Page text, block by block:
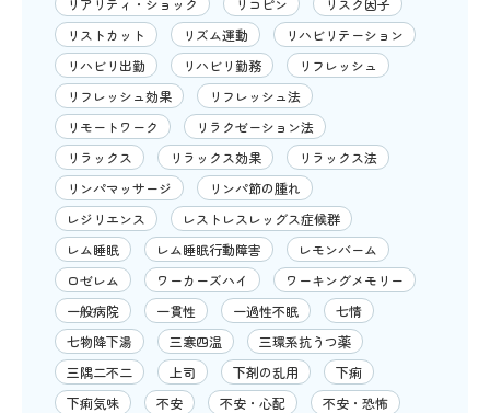
リアリティ・ショック
リコピン
リスク因子
リストカット
リズム運動
リハビリテーション
リハビリ出勤
リハビリ勤務
リフレッシュ
リフレッシュ効果
リフレッシュ法
リモートワーク
リラクゼーション法
リラックス
リラックス効果
リラックス法
リンパマッサージ
リンパ節の腫れ
レジリエンス
レストレスレッグス症候群
レム睡眠
レム睡眠行動障害
レモンバーム
ロゼレム
ワーカーズハイ
ワーキングメモリー
一般病院
一貫性 一過性不眠
七情
七物降下湯
三寒四温
三環系抗うつ薬
三隅二不二
上司 下剤の乱用
下痢
下痢気味
不安 不安・心配
不安・恐怖